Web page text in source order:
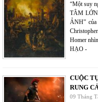
“Một suy
TÂM
ẢNH”
Homer
HẠO -
CUỘC
RUNG
09 Tháng